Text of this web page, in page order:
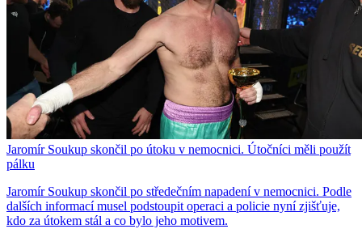
Jaromír Soukup skončil po útoku v nemocnici. Útočníci měli použít
pálku
Jaromír Soukup skončil po středečním napadení v nemocnici. Podle
dalších informací musel podstoupit operaci a policie nyní zjišťuje,
kdo za útokem stál a co bylo jeho motivem.